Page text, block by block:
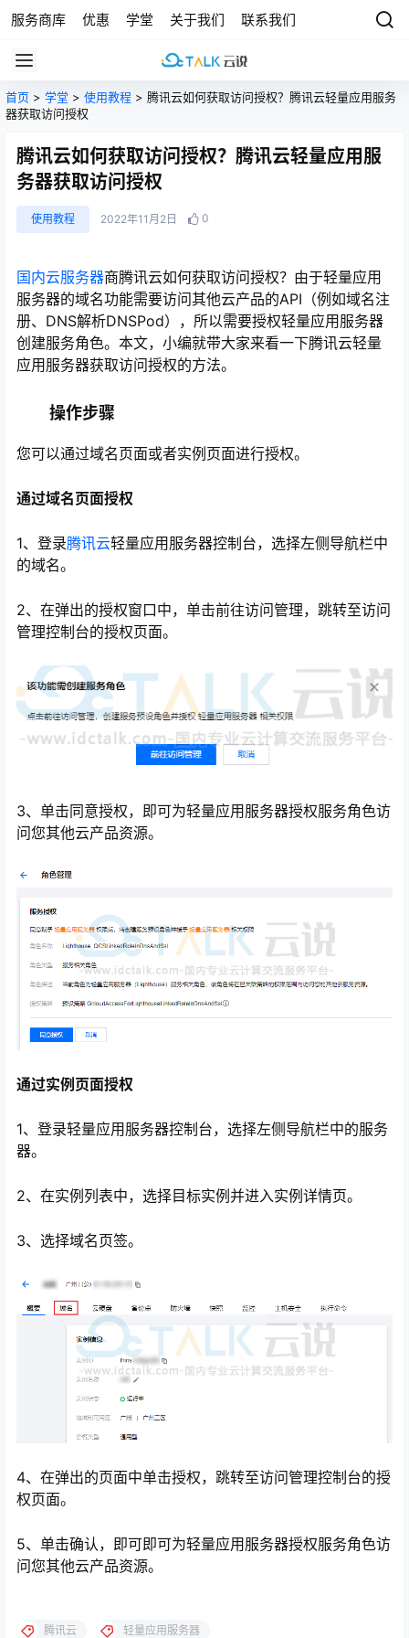
服务商库 优惠 学堂 关于我们 联系我们
首页 > 学堂 > 使用教程 > 腾讯云如何获取访问授权？腾讯云轻量应用服务
器获取访问授权
腾讯云如何获取访问授权？腾讯云轻量应用服
务器获取访问授权
使用教程 2022年11月2日 0
国内云服务器商腾讯云如何获取访问授权？由于轻量应用
服务器的域名功能需要访问其他云产品的API（例如域名注
册、DNS解析DNSPod），所以需要授权轻量应用服务器
创建服务角色。本文，小编就带大家来看一下腾讯云轻量
应用服务器获取访问授权的方法。
操作步骤
您可以通过域名页面或者实例页面进行授权。
通过域名页面授权
1、登录腾讯云轻量应用服务器控制台，选择左侧导航栏中
的域名。
2、在弹出的授权窗口中，单击前往访问管理，跳转至访问
管理控制台的授权页面。
3、单击同意授权，即可为轻量应用服务器授权服务角色访
问您其他云产品资源。
通过实例页面授权
1、登录轻量应用服务器控制台，选择左侧导航栏中的服务
器。
2、在实例列表中，选择目标实例并进入实例详情页。
3、选择域名页签。
4、在弹出的页面中单击授权，跳转至访问管理控制台的授
权页面。
5、单击确认，即可即可为轻量应用服务器授权服务角色访
问您其他云产品资源。
腾讯云 轻量应用服务器